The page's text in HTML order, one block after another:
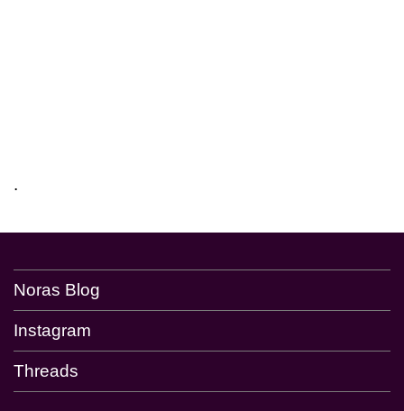
.
Noras Blog
Instagram
Threads